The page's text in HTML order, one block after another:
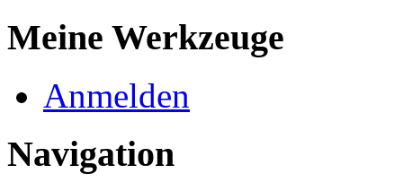
Meine Werkzeuge
Anmelden
Navigation